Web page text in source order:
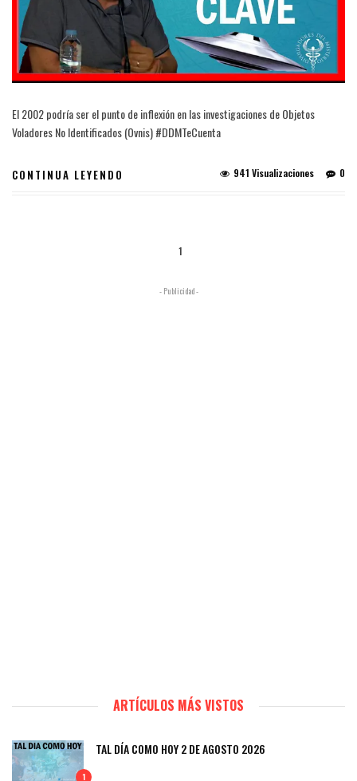
El 2002 podría ser el punto de inflexión en las investigaciones de Objetos
Voladores No Identificados (Ovnis) #DDMTeCuenta
CONTINUA LEYENDO 0
941 Visualizaciones
1
- Publicidad -
ARTÍCULOS MÁS VISTOS
1
TAL DÍA COMO HOY 2 DE AGOSTO 2026